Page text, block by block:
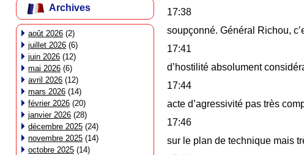
Archives
août 2026 (2)
juillet 2026 (6)
juin 2026 (12)
mai 2026 (6)
avril 2026 (12)
mars 2026 (14)
février 2026 (20)
janvier 2026 (28)
décembre 2025 (24)
novembre 2025 (14)
octobre 2025 (14)
17:38
soupçonné. Général Richou,
17:41
d’hostilité absolument
17:44
acte d’agressivité pas très
17:46
sur le plan de technique mais